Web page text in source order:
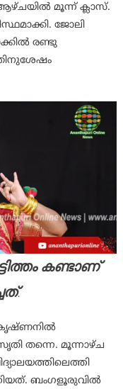
മൂന്ന് ക്ലാസ്.
ജോലി
രണ്ടു
കണ്ടാണ്
.
തന്നെ. മൂന്നാഴ്ച
ബംഗളൂരുവിൽ